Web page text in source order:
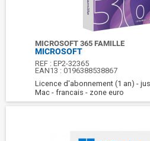
MICROSOFT 365 FAMILLE
MICROSOFT
REF :EP2-32365
EAN13 :0196388538867
Licence d'abonnement (1 an) -
Mac - francais - zone euro